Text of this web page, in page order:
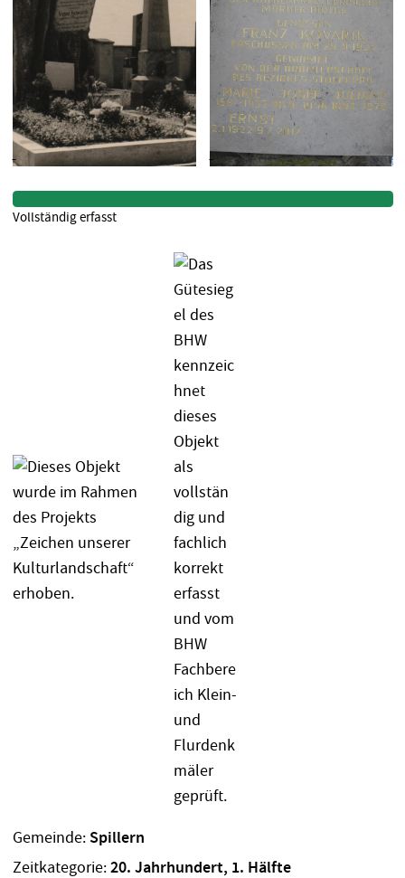
Gemeinde: Spillern
Zeitkategorie:20. Jahrhundert, 1. Hälfte
Vollständig erfasst